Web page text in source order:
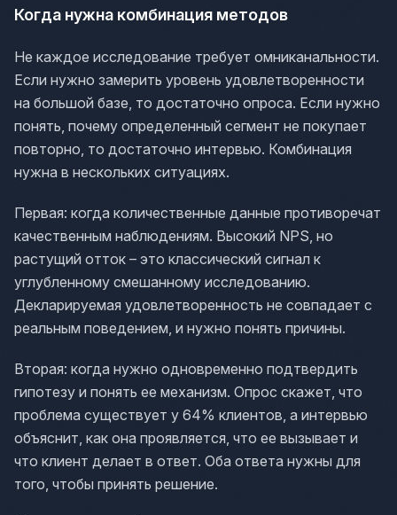
Когда нужна комбинация методов
Не каждое исследование требует омниканальности.
Если нужно замерить уровень удовлетворенности
на большой базе, то достаточно опроса. Если нужно
понять, почему определенный сегмент не покупает
повторно, то достаточно интервью. Комбинация
нужна в нескольких ситуациях.
Первая: когда количественные данные противоречат
качественным наблюдениям. Высокий NPS, но
растущий отток – это классический сигнал к
углубленному смешанному исследованию.
Декларируемая удовлетворенность не совпадает с
реальным поведением, и нужно понять причины.
Вторая: когда нужно одновременно подтвердить
гипотезу и понять ее механизм. Опрос скажет, что
проблема существует у 64% клиентов, а интервью
объяснит, как она проявляется, что ее вызывает и
что клиент делает в ответ. Оба ответа нужны для
того, чтобы принять решение.